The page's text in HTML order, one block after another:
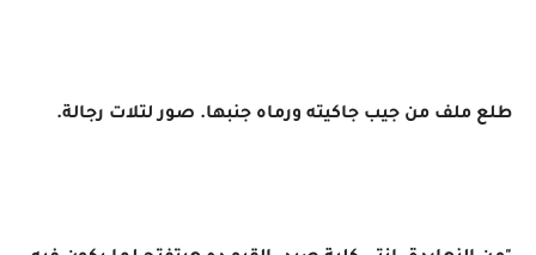
طلع ملف من جيب جاكيته ورماه جنبها. صور لتلات رجالة.